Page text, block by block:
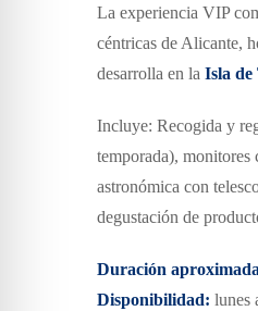
La experiencia VIP
céntricas de Alicante,
desarrolla en la Isla de
Incluye: Recogida y
temporada),
astronómica con
degustación de
Duración
Disponibilidad: lunes